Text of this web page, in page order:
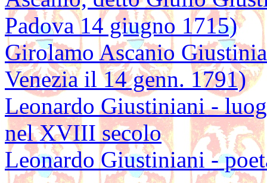
Padova 14 giugno 1715)
Girolamo Ascanio
Venezia il 14 genn. 1791)
Leonardo Giustiniani -
nel XVIII secolo
Leonardo Giustiniani -